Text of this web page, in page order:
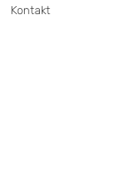
Kontakt